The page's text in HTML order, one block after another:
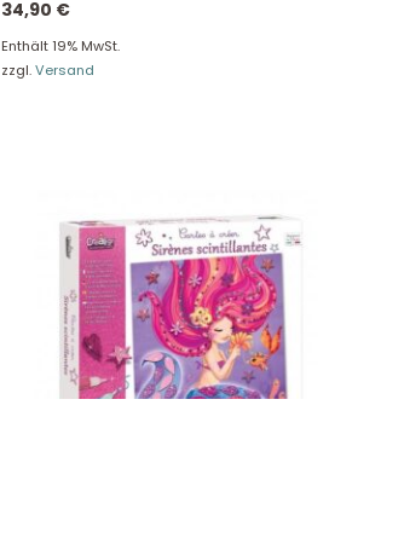
34,90 €
Enthält 19% MwSt.
zzgl.Versand